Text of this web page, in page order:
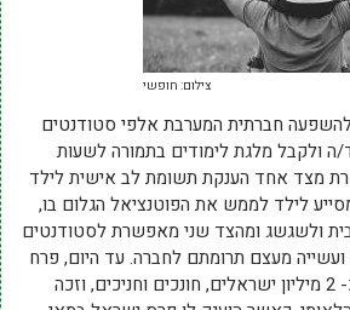
צילום: חופשי
חברתית המערבת אלפי סטודנטים
ה ולקבל מלגת לימודים בתמורה לשעות
מצד אחד הענקת תשומת לב אישית לילד
מסייע לילד לממש את הפוטנציאל הגלום בו,
ולשגשג ומהצד שני מאפשרת לסטודנטים
מעצם תרומתם לחברה. עד היום, פרח
נגע ישירות בחייהם של כ- 2 מיליון ישראלים, חונכים וחניכים, וזכה